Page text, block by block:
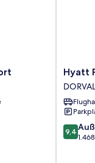
Hyatt
Place
Airport
DORVAL
Hyatt
DORVAL
9.4
von
9,4